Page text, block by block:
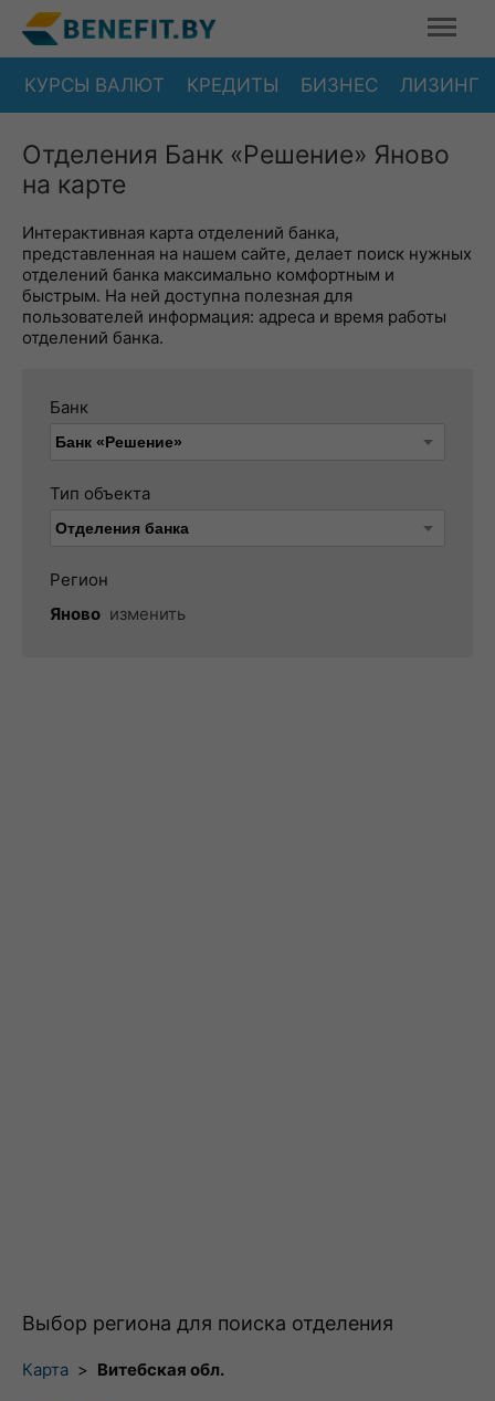
КУРСЫ ВАЛЮТ КРЕДИТЫ БИЗНЕС ЛИЗИНГ
Отделения Банк «Решение» Яново
на карте
Интерактивная карта отделений банка,
представленная на нашем сайте, делает поиск нужных
отделений банка максимально комфортным и
быстрым. На ней доступна полезная для
пользователей информация: адреса и время работы
отделений банка.
Банк
Тип объекта
Регион
Яново изменить
Выбор региона для поиска отделения
Карта > Витебская обл.